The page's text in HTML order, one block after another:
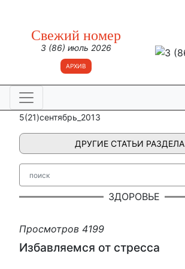
Свежий номер
3 (86) июль 2026
АРХИВ
5(21)сентябрь_2013
ДРУГИЕ СТАТЬИ РАЗДЕЛА
ЗДОРОВЬЕ
Просмотров 4199
Избавляемся от стресса